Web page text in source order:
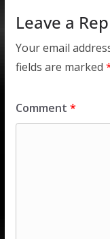
Leave a
Your email
fields are marked
Comment *